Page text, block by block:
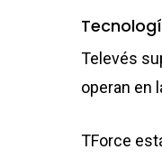
Televés
operan en
TForce